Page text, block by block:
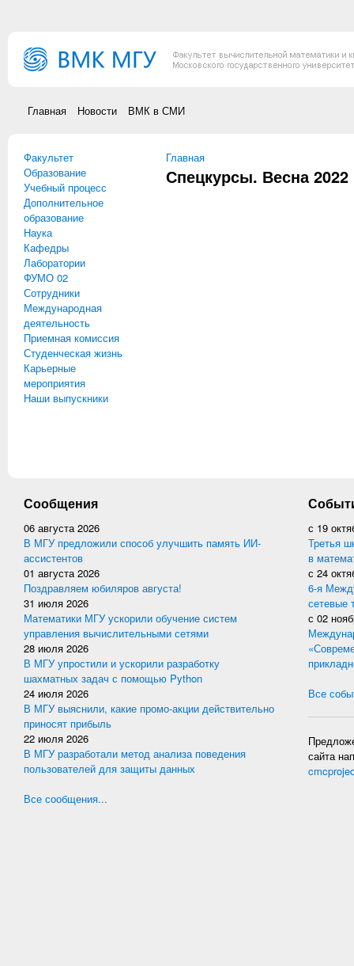
Главная Новости ВМК в СМИ
Факультет
Образование
Учебный процесс
Дополнительное
образование
Наука
Кафедры
Лаборатории
ФУМО 02
Сотрудники
Международная
деятельность
Приемная комиссия
Студенческая жизнь
Карьерные
мероприятия
Наши выпускники
Вы здесь
Главная
Спецкурсы. Весна 2022
Сообщения
06 августа 2026
В МГУ предложили способ улучшить память ИИ-
ассистентов
01 августа 2026
Поздравляем юбиляров августа!
31 июля 2026
Математики МГУ ускорили обучение систем
управления вычислительными сетями
28 июля 2026
В МГУ упростили и ускорили разработку
шахматных задач с помощью Python
24 июля 2026
В МГУ выяснили, какие промо-акции действительно
приносят прибыль
22 июля 2026
В МГУ разработали метод анализа поведения
пользователей для защиты данных
Все сообщения...
с 19
Третья
в
с 24
6-я
сетевые
с 02
Все
сайта